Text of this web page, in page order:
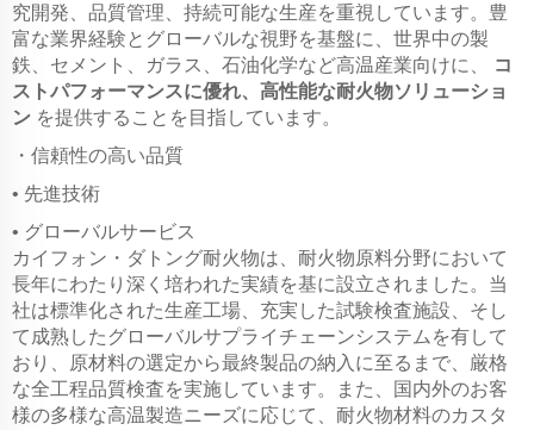
究開発、品質管理、持続可能な生産を重視しています。豊
富な業界経験とグローバルな視野を基盤に、世界中の製
鉄、セメント、ガラス、石油化学など高温産業向けに、
コ
ストパフォーマンスに優れ、高性能な耐火物ソリューショ
ン を提供することを目指しています。
・信頼性の高い品質
• 先進技術
• グローバルサービス
カイフォン・ダトング耐火物は、耐火物原料分野において
長年にわたり深く培われた実績を基に設立されました。当
社は標準化された生産工場、充実した試験検査施設、そし
て成熟したグローバルサプライチェーンシステムを有して
おり、原材料の選定から最終製品の納入に至るまで、厳格
な全工程品質検査を実施しています。また、国内外のお客
様の多様な高温製造ニーズに応じて、耐火物材料のカスタ